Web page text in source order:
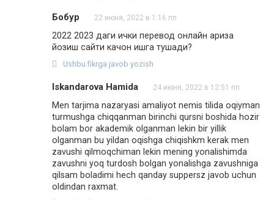
Бобур 22 июня, 2022 в 1:16 пп
2022 2023 даги ички перевод онлайн ариза
йозиш сайти качон ишга тушади?
Ushbu fikrga javob yozish
Iskandarova Hamida 24 июня, 2022 в 12:51 пп
Men tarjima nazaryasi amaliyot nemis tilida oqiyman
turmushga chiqqanman birinchi qursni boshida hozir
bolam bor akademik olganman lekin bir yillik
olganman bu yildan oqishga chiqishkm kerak men
zavushi qilmoqchiman lekin mening yonalishimda
zavushni yoq turdosh bolgan yonalishga zavushniga
qilsam boladimi hech qanday suppersz javob uchun
oldindan raxmat.